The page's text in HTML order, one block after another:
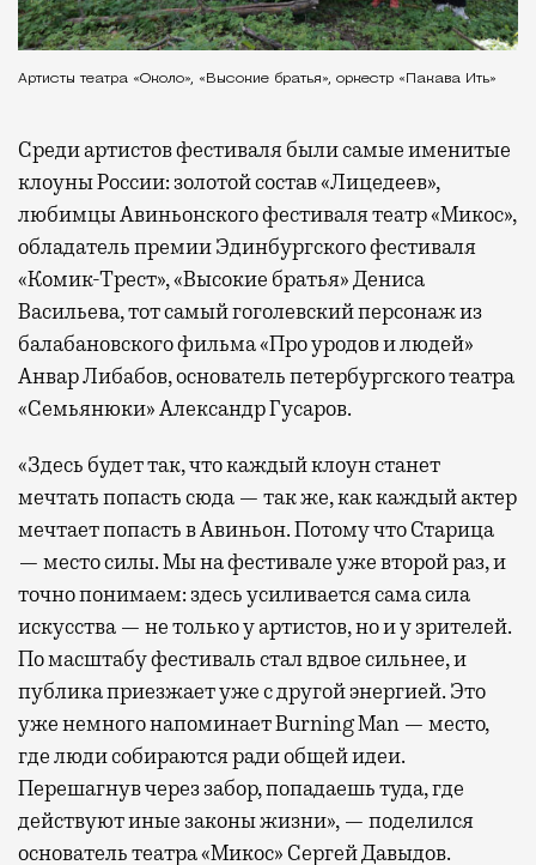
Артисты театра «Около», «Высокие братья», оркестр «Пакава Ить»
Среди артистов фестиваля были самые именитые
клоуны России: золотой состав «Лицедеев»,
любимцы Авиньонского фестиваля театр «Микос»,
обладатель премии Эдинбургского фестиваля
«Комик-Трест», «Высокие братья» Дениса
Васильева, тот самый гоголевский персонаж из
балабановского фильма «Про уродов и людей»
Анвар Либабов, основатель петербургского театра
«Семьянюки» Александр Гусаров.
«Здесь будет так, что каждый клоун станет
мечтать попасть сюда — так же, как каждый актер
мечтает попасть в Авиньон. Потому что Старица
— место силы. Мы на фестивале уже второй раз, и
точно понимаем: здесь усиливается сама сила
искусства — не только у артистов, но и у зрителей.
По масштабу фестиваль стал вдвое сильнее, и
публика приезжает уже с другой энергией. Это
уже немного напоминает Burning Man — место,
где люди собираются ради общей идеи.
Перешагнув через забор, попадаешь туда, где
действуют иные законы жизни», — поделился
основатель театра «Микос» Сергей Давыдов.